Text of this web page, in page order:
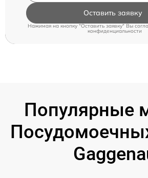
Оставить заявку
Нажимая на кнопку "Оставить заявку" Вы
конфиденциальности
Популярные